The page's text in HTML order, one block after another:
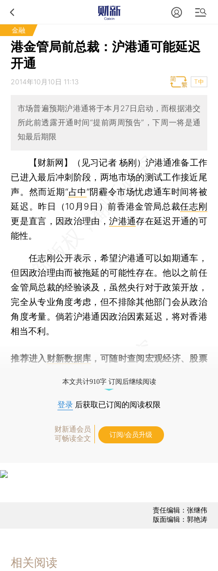
金融
港金管局前总裁：沪港通可能延迟
开通
2014年10月10日 11:13 T中
市场普遍预期沪港通将于本月27日启动，而根据港交
所此前透露开通时间“提前两周预告”，下周一将是通
知最后期限
【财新网】（见习记者 杨刚）沪港通准备工作
已进入最后冲刺阶段，两地市场的测试工作接近尾
声。然而近期“占中”阴霾令市场忧虑通车时间将被
延迟。昨日（10月9日）前香港金管局总裁任志刚
更是直言，因政治理由，沪港通存在延迟开通的可
能性。
任志刚公开表示，希望沪港通可以如期通车，
但因政治理由而被拖延的可能性存在。他以之前任
金管局总裁的经验谈及，虽然央行对于政策开放，
完全从专业角度考虑，但不排除其他部门会从政治
角度考量。倘若沪港通因政治因素延迟，将对香港
相当不利。
推荐进入 财新数据库 ，可随时查阅宏观经济、股票
本文共计910字 订阅后继续阅读
登录 后获取已订阅的阅读权限
财新通会员
可畅读全文
订阅/会员升级
责任编辑：张继伟
版面编辑：郭艳涛
相关阅读